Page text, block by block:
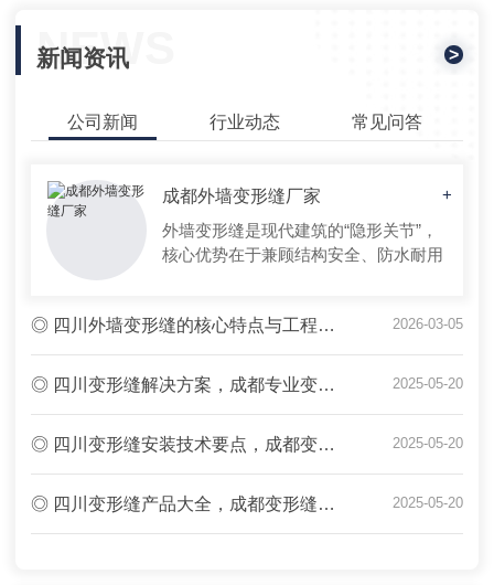
NEWS
新闻资讯 >
公司新闻 行业动态 常见问答
成都外墙变形缝厂家
+
外墙变形缝是现代建筑的“隐形关节”，
核心优势在于兼顾结构安全、防水耐用
严格遵循国标图集要求生产，材质选用
阳极氧化铝合金或不锈钢，表面抗氧化
处理，耐磨耐腐蚀，能抵御风雨、紫外
线等户外恶劣环境，使用寿命远超传统
活应对建筑热
◎ 四川外墙变形缝的核心特点与工程价值 —— 成都市星辰花装饰工程 2026-03-05
◎ 四川变形缝解决方案，成都专业变形缝施工团队上门服务 2025-05-20
◎ 四川变形缝安装技术要点，成都变形缝..服务提供商 2025-05-20
◎ 四川变形缝产品大全，成都变形缝价格透明更实惠 2025-05-20